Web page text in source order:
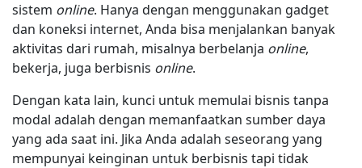
sistem online. Hanya dengan menggunakan gadget
dan koneksi internet, Anda bisa menjalankan banyak
aktivitas dari rumah, misalnya berbelanja online,
bekerja, juga berbisnis online.
Dengan kata lain, kunci untuk memulai bisnis tanpa
modal adalah dengan memanfaatkan sumber daya
yang ada saat ini. Jika Anda adalah seseorang yang
mempunyai keinginan untuk berbisnis tapi tidak